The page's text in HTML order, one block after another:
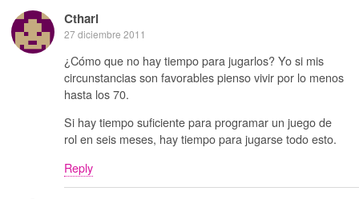
Ctharl
27 diciembre 2011
¿Cómo que no hay tiempo para jugarlos? Yo si mis
circunstancias son favorables pienso vivir por lo menos
hasta los 70.
Si hay tiempo suficiente para programar un juego de
rol en seis meses, hay tiempo para jugarse todo esto.
Reply